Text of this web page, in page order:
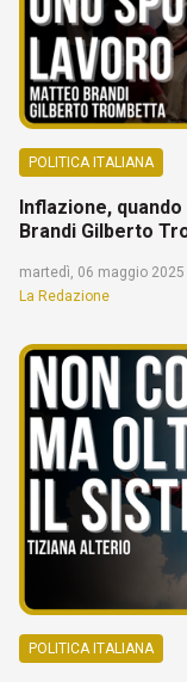
POLITICA ITALIANA
Inflazione,
Brandi Gilberto
martedì, 06 maggio 2025
La Redazione
POLITICA ITALIANA